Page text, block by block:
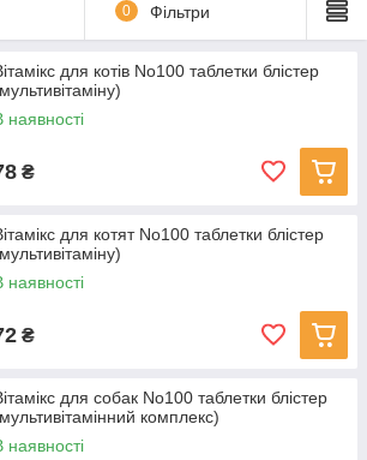
0 Фільтри
для котів No100 таблетки блістер
наявності
₴
для котят No100 таблетки блістер
наявності
₴
для собак No100 таблетки блістер
комплекс)
наявності